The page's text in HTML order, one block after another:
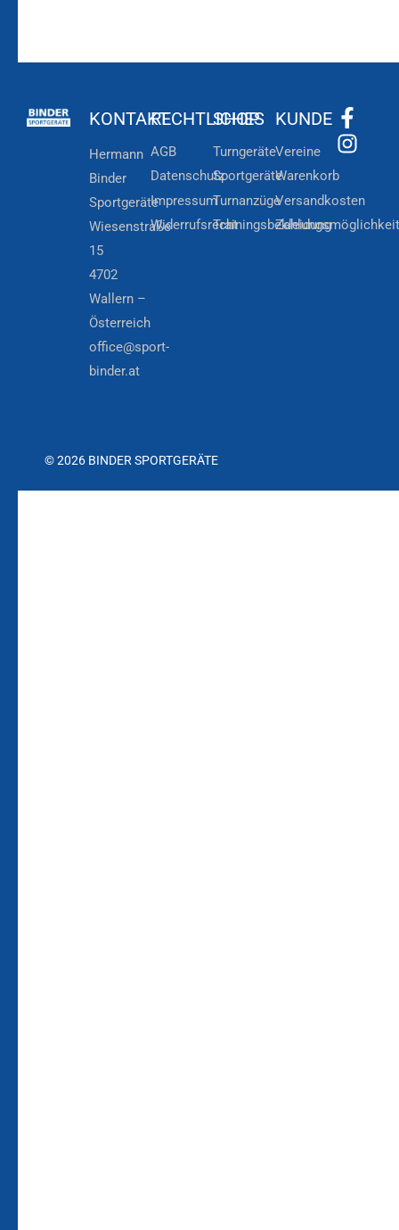
KONTAKT
Hermann
Binder
Sportgeräte
Wiesenstraße
15
4702
Wallern –
Österreich
office@sport-
binder.at
RECHTLICHES
AGB
Datenschutz
Impressum
Widerrufsrecht
SHOP
Turngeräte
Sportgeräte
Turnanzüge
Trainingsbekleidung
KUNDE
Vereine
Warenkorb
Versandkosten
© 2026 BINDER SPORTGERÄTE